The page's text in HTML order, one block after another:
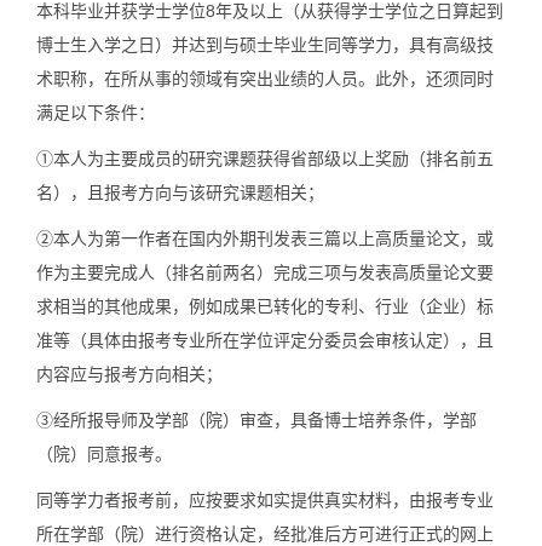
本科毕业并获学士学位8年及以上（从获得学士学位之日算起到
博士生入学之日）并达到与硕士毕业生同等学力，具有高级技
术职称，在所从事的领域有突出业绩的人员。此外，还须同时
满足以下条件：
①本人为主要成员的研究课题获得省部级以上奖励（排名前五
名），且报考方向与该研究课题相关；
②本人为第一作者在国内外期刊发表三篇以上高质量论文，或
作为主要完成人（排名前两名）完成三项与发表高质量论文要
求相当的其他成果，例如成果已转化的专利、行业（企业）标
准等（具体由报考专业所在学位评定分委员会审核认定），且
内容应与报考方向相关；
③经所报导师及学部（院）审查，具备博士培养条件，学部
（院）同意报考。
同等学力者报考前，应按要求如实提供真实材料，由报考专业
所在学部（院）进行资格认定，经批准后方可进行正式的网上